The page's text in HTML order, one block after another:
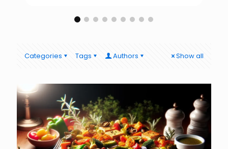
Categories Tags Authors Show all